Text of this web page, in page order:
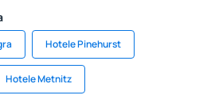
Hotele Pinehurst
Hotele Metnitz